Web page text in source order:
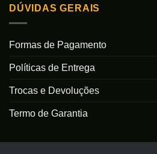
DÚVIDAS GERAIS
Formas de Pagamento
Políticas de Entrega
Trocas e Devoluções
Termo de Garantia